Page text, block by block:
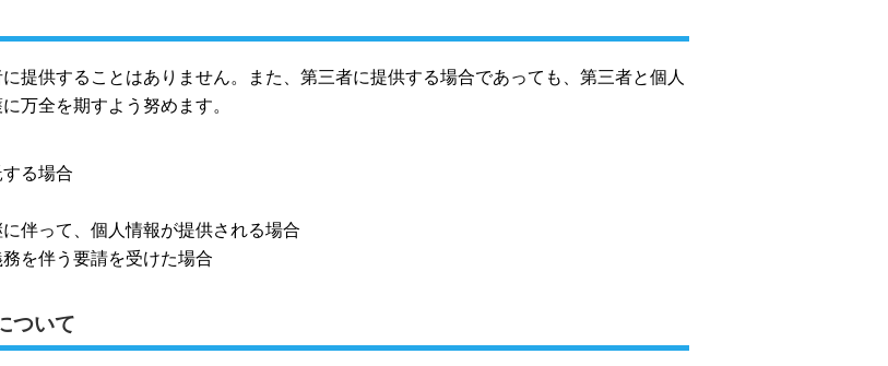
提供することはありません。また、第三者に提供する場合であっても、第三者と個人
万全を期すよう努めます。
る場合
伴って、個人情報が提供される場合
を伴う要請を受けた場合
ついて